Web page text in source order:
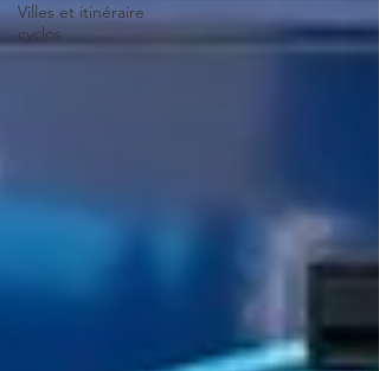
Villes et itinéraire
cyclos